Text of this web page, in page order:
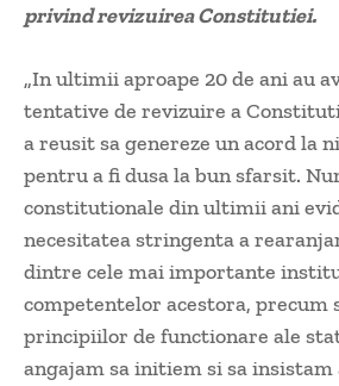
privind revizuirea Constitutiei.
„In ultimii aproape 20 de ani au
tentative de revizuire a
a reusit sa genereze un acord la
pentru a fi dusa la bun sfarsit.
constitutionale din ultimii ani
necesitatea stringenta a
dintre cele mai importante
competentelor acestora,
principiilor de functionare ale
angajam sa initiem si sa